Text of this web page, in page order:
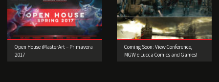
Open House iMasterArt – Primavera
2017
Coming Soon: View Conference,
MGW e Lucca Comics and Games!